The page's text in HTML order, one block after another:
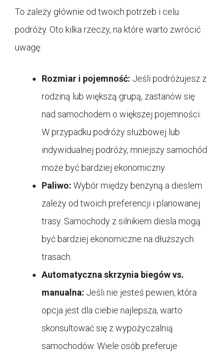
To zależy głównie od twoich potrzeb i celu
podróży. Oto kilka rzeczy, na które warto zwrócić
uwagę:
Rozmiar i pojemność: Jeśli podróżujesz z
rodziną lub większą grupą, zastanów się
nad samochodem o większej pojemności.
W przypadku podróży służbowej lub
indywidualnej podróży, mniejszy samochód
może być bardziej ekonomiczny.
Paliwo: Wybór między benzyną a dieslem
zależy od twoich preferencji i planowanej
trasy. Samochody z silnikiem diesla mogą
być bardziej ekonomiczne na dłuższych
trasach.
Automatyczna skrzynia biegów vs.
manualna: Jeśli nie jesteś pewien, która
opcja jest dla ciebie najlepsza, warto
skonsultować się z wypożyczalnią
samochodów. Wiele osób preferuje